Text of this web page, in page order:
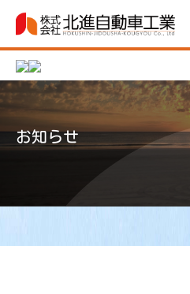
テ
ツ
へ
株
式
会
社
北
進
お知らせ